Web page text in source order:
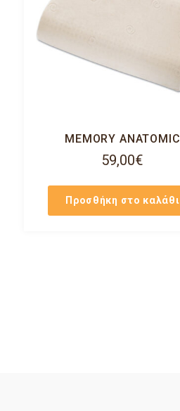
MEMORY ANATOMIC
59,00€
Προσθήκη στο καλάθι